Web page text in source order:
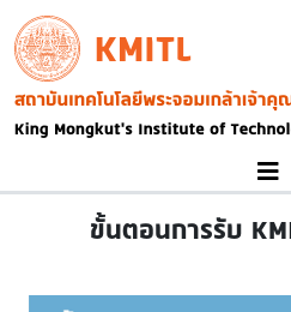
Skip to main content
KMITL
Image
ขั้นตอนการรับ